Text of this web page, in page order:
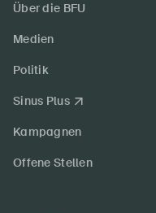
Über die BFU
Medien
Politik
Sinus Plus
Kampagnen
Offene Stellen